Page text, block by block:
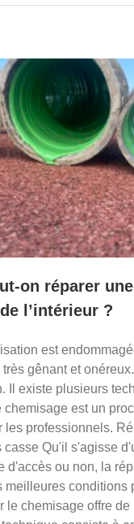
on réparer une
l’intérieur ?
est
gênant et
Il existe plusieurs
chemisage est un
les professionnels.
Qu'il s'agisse
d'accès ou non, la
meilleures conditions
le chemisage offre de